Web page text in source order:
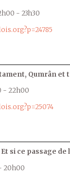
- 23h30
Qumrân
- 22h00
si ce passage de
20h00